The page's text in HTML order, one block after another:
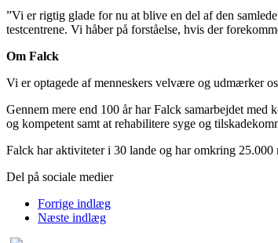
”Vi er rigtig glade for nu at blive en del af den
testcentrene. Vi håber på forståelse, hvis der
Om Falck
Vi er optagede af menneskers velvære og udmærker
Gennem mere end 100 år har Falck samarbejdet
og kompetent samt at rehabilitere syge og
Falck har aktiviteter i 30 lande og har omkring 25.000
Del på sociale medier
Forrige indlæg
Næste indlæg